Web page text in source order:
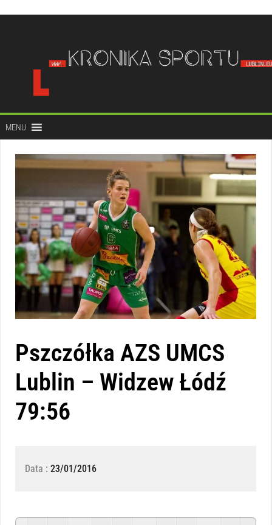
treści
MENU
Pszczółka AZS UMCS
Lublin – Widzew Łódź
79:56
Data : 23/01/2016